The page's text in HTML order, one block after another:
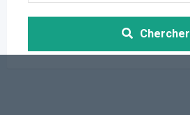
Chercher